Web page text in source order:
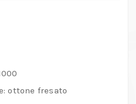
ottone fresato